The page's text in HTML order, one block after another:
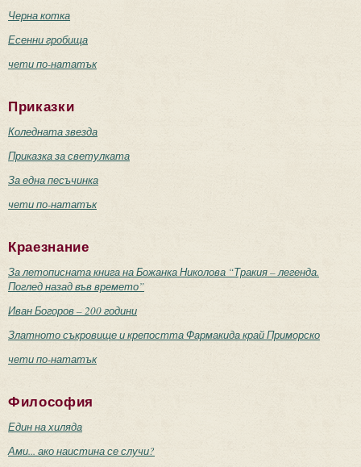
Черна котка
Есенни гробища
чети по-нататък
Приказки
Коледната звезда
Приказка за светулката
За една песъчинка
чети по-нататък
Краезнание
За летописната книга на Божанка Николова “Тракия – легенда.
Поглед назад във времето”
Иван Богоров – 200 години
Златното съкровище и крепостта Фармакида край Приморско
чети по-нататък
Философия
Един на хиляда
Ами... ако наистина се случи?